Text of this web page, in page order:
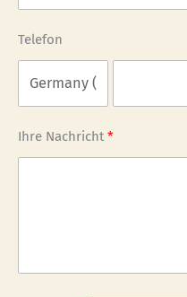
Telefon
Ihre Nachricht